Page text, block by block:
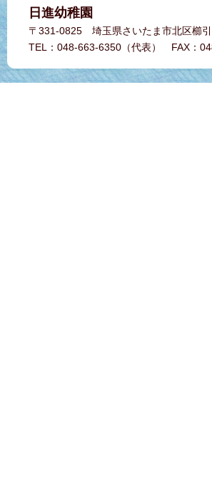
日進幼稚園
〒331-0825 埼玉県さいたま市北区櫛
TEL：048-663-6350（代表） FAX：